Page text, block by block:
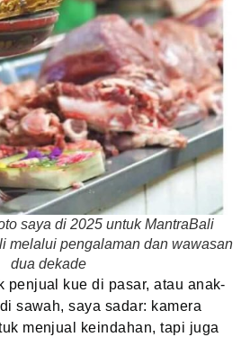
saya di 2025 untuk MantraBali
melalui pengalaman dan wawasan
dua dekade
penjual kue di pasar, atau anak-
sawah, saya sadar: kamera
menjual keindahan, tapi juga